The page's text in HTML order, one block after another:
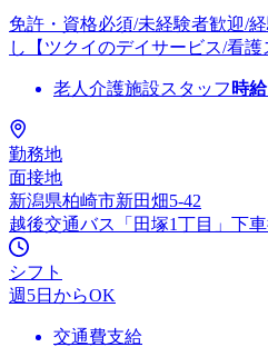
免許・資格必須/未経験者歓迎/
し【ツクイのデイサービス/看護
老人介護施設スタッフ 時給
勤務地
面接地
新潟県柏崎市新田畑5-42
越後交通バス「田塚1丁目」下
シフト
週5日からOK
交通費支給